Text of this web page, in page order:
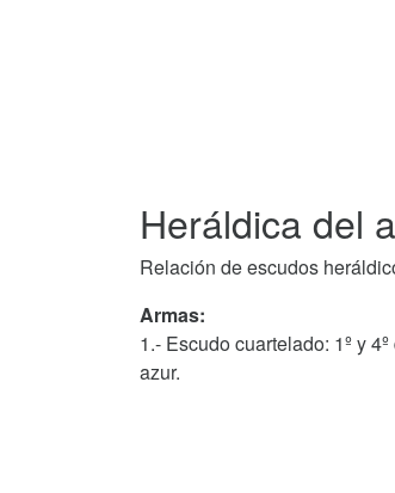
Heráldica del
Relación de escudos
Armas:
1.- Escudo cuartelado: 1º y
azur.